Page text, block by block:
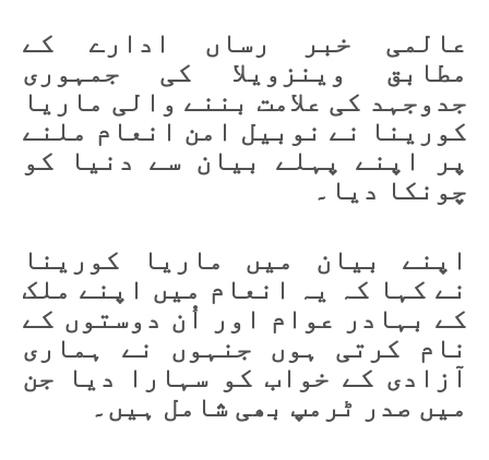
عالمی خبر رساں ادارے کے
مطابق وینزویلا کی جمہوری
جدوجہد کی علامت بننے والی ماریا
کورینا نے نوبیل امن انعام ملنے
پر اپنے پہلے بیان سے دنیا کو
چونکا دیا۔
اپنے بیان میں ماریا کورینا
نے کہا کہ یہ انعام میں اپنے ملک
کے بہادر عوام اور اُن دوستوں کے
نام کرتی ہوں جنہوں نے ہماری
آزادی کے خواب کو سہارا دیا جن
میں صدر ٹرمپ بھی شامل ہیں۔